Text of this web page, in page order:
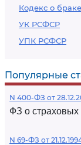
Кодекс о
УК РСФСР
УПК РСФСР
Популярные
N 400-ФЗ от
ФЗ о страховых
N 69-ФЗ от